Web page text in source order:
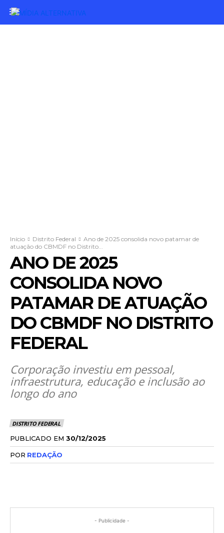
Início Distrito Federal
Ano de 2025 consolida novo patamar de
atuação do CBMDF no Distrito...
ANO DE 2025
CONSOLIDA NOVO
PATAMAR DE ATUAÇÃO
DO CBMDF NO DISTRITO
FEDERAL
Corporação investiu em pessoal,
infraestrutura, educação e inclusão ao
longo do ano
DISTRITO FEDERAL
PUBLICADO EM 30/12/2025
POR REDAÇÃO
- Publicidade -